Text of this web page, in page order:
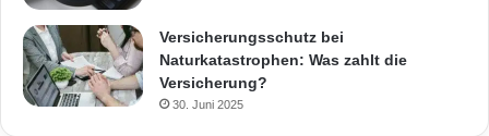
Versicherungsschutz bei
Naturkatastrophen: Was zahlt die
Versicherung?
30. Juni 2025